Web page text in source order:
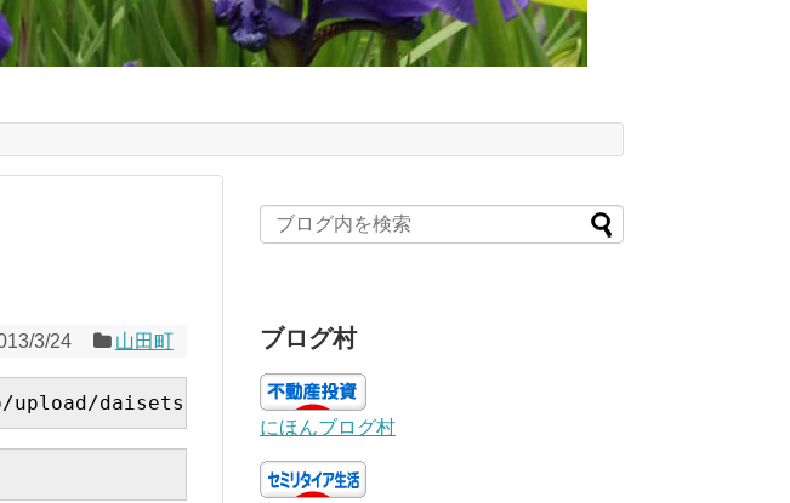
3/24 山田町
daisetsu.flv" width="512" height="288" autoplay="false"
ブログ村
にほんブログ村